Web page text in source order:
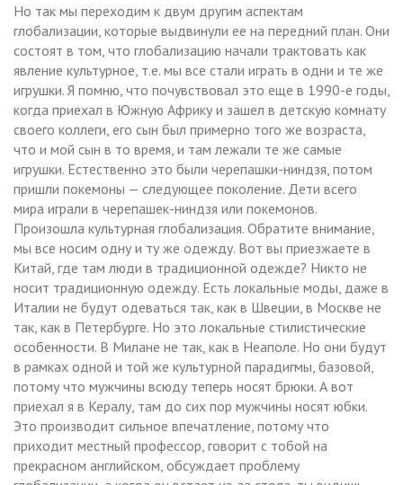
Но так мы переходим к двум другим аспектам
глобализации, которые выдвинули ее на передний план. Они
состоят в том, что глобализацию начали трактовать как
явление культурное, т.е. мы все стали играть в одни и те же
игрушки. Я помню, что почувствовал это еще в 1990-е годы,
когда приехал в Южную Африку и зашел в детскую комнату
своего коллеги, его сын был примерно того же возраста,
что и мой сын в то время, и там лежали те же самые
игрушки. Естественно это были черепашки-ниндзя, потом
пришли покемоны — следующее поколение. Дети всего
мира играли в черепашек-ниндзя или покемонов.
Произошла культурная глобализация. Обратите внимание,
мы все носим одну и ту же одежду. Вот вы приезжаете в
Китай, где там люди в традиционной одежде? Никто не
носит традиционную одежду. Есть локальные моды, даже в
Италии не будут одеваться так, как в Швеции, в Москве не
так, как в Петербурге. Но это локальные стилистические
особенности. В Милане не так, как в Неаполе. Но они будут
в рамках одной и той же культурной парадигмы, базовой,
потому что мужчины всюду теперь носят брюки. А вот
приехал я в Кералу, там до сих пор мужчины носят юбки.
Это производит сильное впечатление, потому что
приходит местный профессор, говорит с тобой на
прекрасном английском, обсуждает проблему